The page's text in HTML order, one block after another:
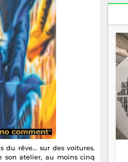
du rêve… sur des voitures.
son atelier, au moins cinq